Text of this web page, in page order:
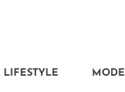
LIFESTYLE MODE